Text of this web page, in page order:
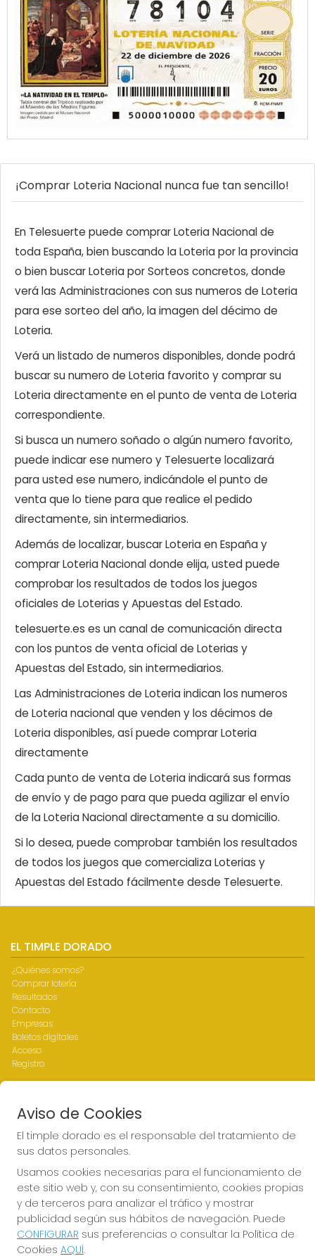
¡Comprar Loteria Nacional nunca fue tan sencillo!
En Telesuerte puede comprar Loteria Nacional de
toda España, bien buscando la Loteria por la provincia
o bien buscar Loteria por Sorteos concretos, donde
verá las Administraciones con sus numeros de Loteria
para ese sorteo del año, la imagen del décimo de
Loteria.
Verá un listado de numeros disponibles, donde podrá
buscar su numero de Loteria favorito y comprar su
Loteria directamente en el punto de venta de Loteria
correspondiente.
Si busca un numero soñado o algún numero favorito,
puede indicar ese numero y Telesuerte localizará
para usted ese numero, indicándole el punto de
venta que lo tiene para que realice el pedido
directamente, sin intermediarios.
Además de localizar, buscar Loteria en España y
comprar Loteria Nacional donde elija, usted puede
comprobar los resultados de todos los juegos
oficiales de Loterias y Apuestas del Estado.
telesuerte.es es un canal de comunicación directa
con los puntos de venta oficial de Loterias y
Apuestas del Estado, sin intermediarios.
Las Administraciones de Loteria indican los numeros
de Loteria nacional que venden y los décimos de
Loteria disponibles, así puede comprar Loteria
directamente
Cada punto de venta de Loteria indicará sus formas
de envío y de pago para que pueda agilizar el envío
de la Loteria Nacional directamente a su domicilio.
Si lo desea, puede comprobar también los resultados
de todos los juegos que comercializa Loterias y
Apuestas del Estado fácilmente desde Telesuerte.
EL TIMPLE DORADO
¿Quiénes somos?
Comprar lotería
Resultados
Contacto
Empresas
Boletos digitales
Acceso
Registro
CONTACTO
ADMINISTRACION DE LOTERIAS Nº1-LAS PALMAS - Receptor
Oficial 43700
928317168
web@eltimpledorado.com
Calle Mendizábal 1 - Local 11, Las Palmas de Gran Canaria
Aviso de Cookies
El timple dorado es el responsable del tratamiento de
sus datos personales.
Usamos cookies necesarias para el funcionamiento de
este sitio web y, con su consentimiento, cookies propias
y de terceros para analizar el tráfico y mostrar
publicidad según sus hábitos de navegación. Puede
CONFIGURAR sus preferencias o consultar la Política de
Cookies AQUÍ.